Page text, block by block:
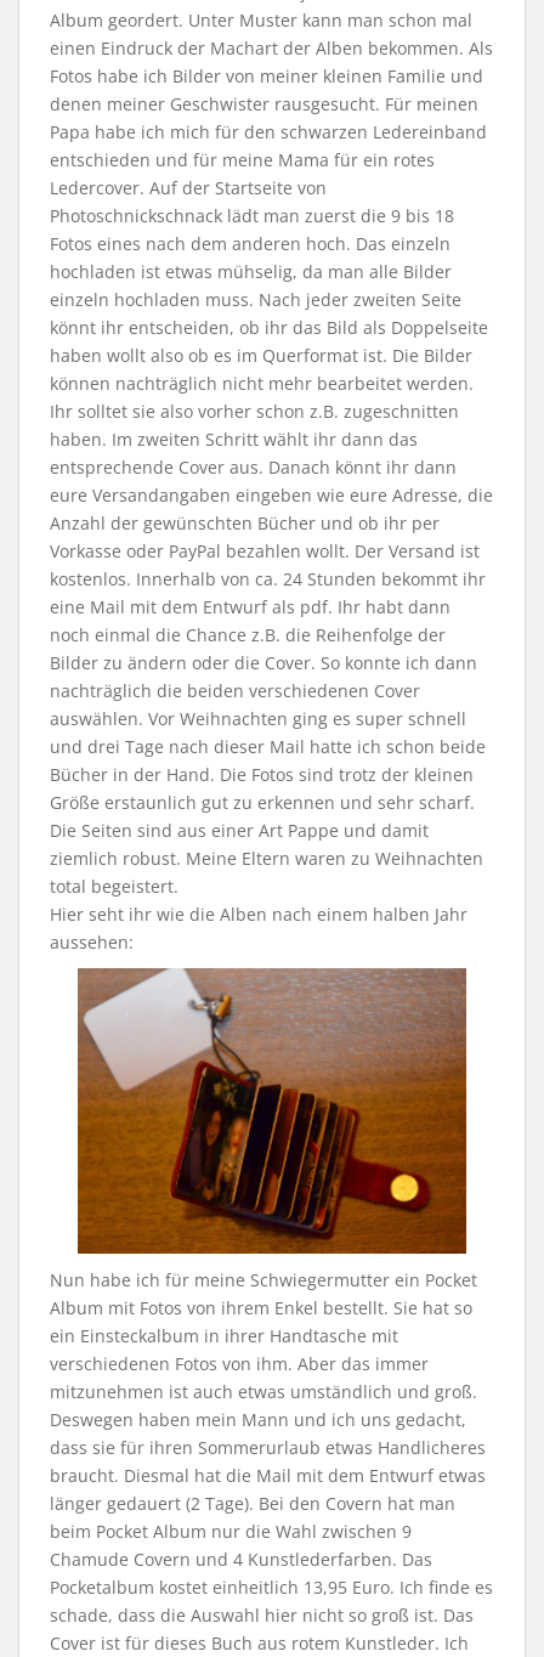
Album geordert. Unter Muster kann man schon mal
einen Eindruck der Machart der Alben bekommen. Als
Fotos habe ich Bilder von meiner kleinen Familie und
denen meiner Geschwister rausgesucht. Für meinen
Papa habe ich mich für den schwarzen Ledereinband
entschieden und für meine Mama für ein rotes
Ledercover. Auf der Startseite von
Photoschnickschnack lädt man zuerst die 9 bis 18
Fotos eines nach dem anderen hoch. Das einzeln
hochladen ist etwas mühselig, da man alle Bilder
einzeln hochladen muss. Nach jeder zweiten Seite
könnt ihr entscheiden, ob ihr das Bild als Doppelseite
haben wollt also ob es im Querformat ist. Die Bilder
können nachträglich nicht mehr bearbeitet werden.
Ihr solltet sie also vorher schon z.B. zugeschnitten
haben. Im zweiten Schritt wählt ihr dann das
entsprechende Cover aus. Danach könnt ihr dann
eure Versandangaben eingeben wie eure Adresse, die
Anzahl der gewünschten Bücher und ob ihr per
Vorkasse oder PayPal bezahlen wollt. Der Versand ist
kostenlos. Innerhalb von ca. 24 Stunden bekommt ihr
eine Mail mit dem Entwurf als pdf. Ihr habt dann
noch einmal die Chance z.B. die Reihenfolge der
Bilder zu ändern oder die Cover. So konnte ich dann
nachträglich die beiden verschiedenen Cover
auswählen. Vor Weihnachten ging es super schnell
und drei Tage nach dieser Mail hatte ich schon beide
Bücher in der Hand. Die Fotos sind trotz der kleinen
Größe erstaunlich gut zu erkennen und sehr scharf.
Die Seiten sind aus einer Art Pappe und damit
ziemlich robust. Meine Eltern waren zu Weihnachten
total begeistert.
Hier seht ihr wie die Alben nach einem halben Jahr
aussehen:
Nun habe ich für meine Schwiegermutter ein Pocket
Album mit Fotos von ihrem Enkel bestellt. Sie hat so
ein Einsteckalbum in ihrer Handtasche mit
verschiedenen Fotos von ihm. Aber das immer
mitzunehmen ist auch etwas umständlich und groß.
Deswegen haben mein Mann und ich uns gedacht,
dass sie für ihren Sommerurlaub etwas Handlicheres
braucht. Diesmal hat die Mail mit dem Entwurf etwas
länger gedauert (2 Tage). Bei den Covern hat man
beim Pocket Album nur die Wahl zwischen 9
Chamude Covern und 4 Kunstlederfarben. Das
Pocketalbum kostet einheitlich 13,95 Euro. Ich finde es
schade, dass die Auswahl hier nicht so groß ist. Das
Cover ist für dieses Buch aus rotem Kunstleder. Ich